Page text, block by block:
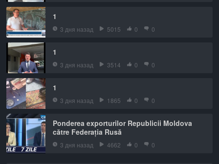
1
3 дня назад 5015 0 0
1
3 дня назад 3514 0 0
1
3 дня назад 1865 0 0
Ponderea exporturilor Republicii Moldova
către Federația Rusă
3 дня назад 4662 0 0